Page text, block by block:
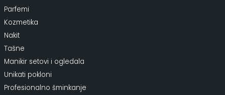
Parfemi
Kozmetika
Nakit
Tašne
Manikir setovi i ogledala
Unikati pokloni
Profesionalno šminkanje